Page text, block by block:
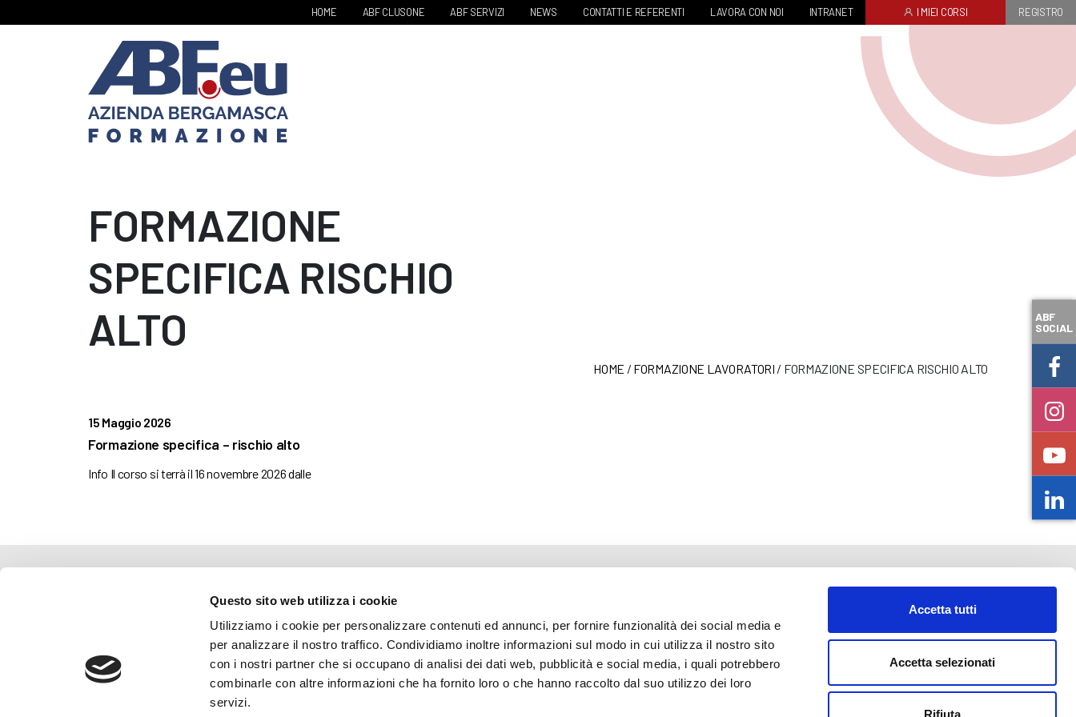
Questo sito web utilizza i cookie
Utilizziamo i cookie per personalizzare contenuti ed annunci, per fornire funzionalità dei social media e
per analizzare il nostro traffico. Condividiamo inoltre informazioni sul modo in cui utilizza il nostro sito
con i nostri partner che si occupano di analisi dei dati web, pubblicità e social media, i quali potrebbero
combinarle con altre informazioni che ha fornito loro o che hanno raccolto dal suo utilizzo dei loro
servizi.
Accetta tutti
Accetta selezionati
Rifiuta
HOME ABF CLUSONE ABF SERVIZI NEWS CONTATTI E REFERENTI LAVORA CON NOI INTRANET I MIEI CORSI REGISTRO
FORMAZIONE
SPECIFICA RISCHIO
ALTO
HOME / FORMAZIONE LAVORATORI / FORMAZIONE SPECIFICA RISCHIO ALTO
15 Maggio 2026
Formazione specifica – rischio alto
Info Il corso si terrà il 16 novembre 2026 dalle
ABF Azienda Bergamasca Formazione
C.F. e P. IVA 03240540165 - Tel. (035) 3693711 - via Monte Gleno, 2 - I - 24125 Bergamo (BG) - Email: info@abf.eu
Privacy-Cookie policy
ABF
SOCIAL